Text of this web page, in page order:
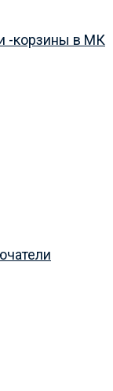
-корзины в МК